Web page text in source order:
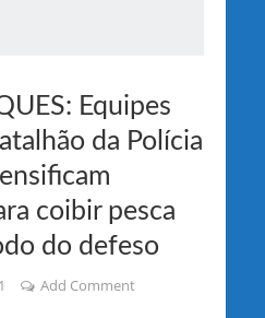
Equipes
da Polícia
coibir pesca
do defeso
Add Comment